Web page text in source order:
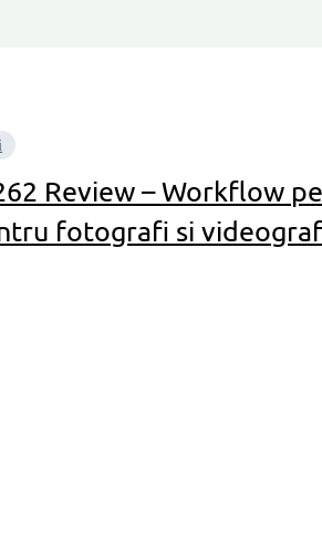
Review – Workflow
fotografi si